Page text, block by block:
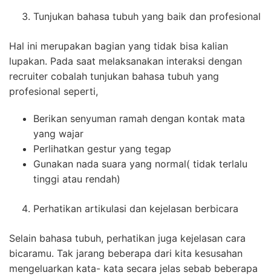
Tunjukan bahasa tubuh yang baik dan profesional
Hal ini merupakan bagian yang tidak bisa kalian
lupakan. Pada saat melaksanakan interaksi dengan
recruiter cobalah tunjukan bahasa tubuh yang
profesional seperti,
Berikan senyuman ramah dengan kontak mata
yang wajar
Perlihatkan gestur yang tegap
Gunakan nada suara yang normal( tidak terlalu
tinggi atau rendah)
Perhatikan artikulasi dan kejelasan berbicara
Selain bahasa tubuh, perhatikan juga kejelasan cara
bicaramu. Tak jarang beberapa dari kita kesusahan
mengeluarkan kata- kata secara jelas sebab beberapa